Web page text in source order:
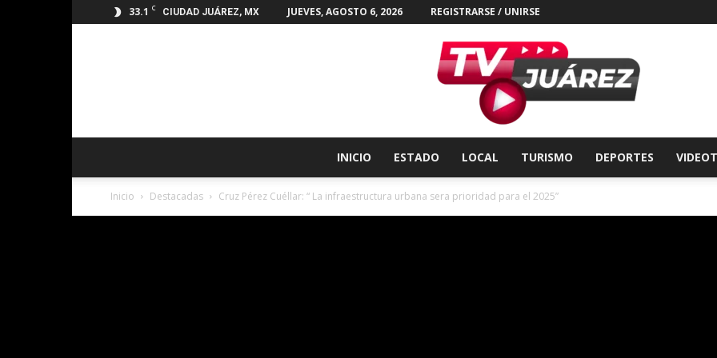
33.1 C CIUDAD JUÁREZ, MX JUEVES, AGOSTO 6, 2026 REGISTRARSE / UNIRSE
INICIO ESTADO LOCAL TURISMO DEPORTES
Inicio Destacadas Cruz Pérez Cuéllar: “ La infraestructura urbana sera prioridad para el 2025”